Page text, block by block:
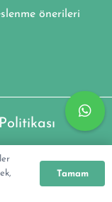
önerileri
©2022
Tamam